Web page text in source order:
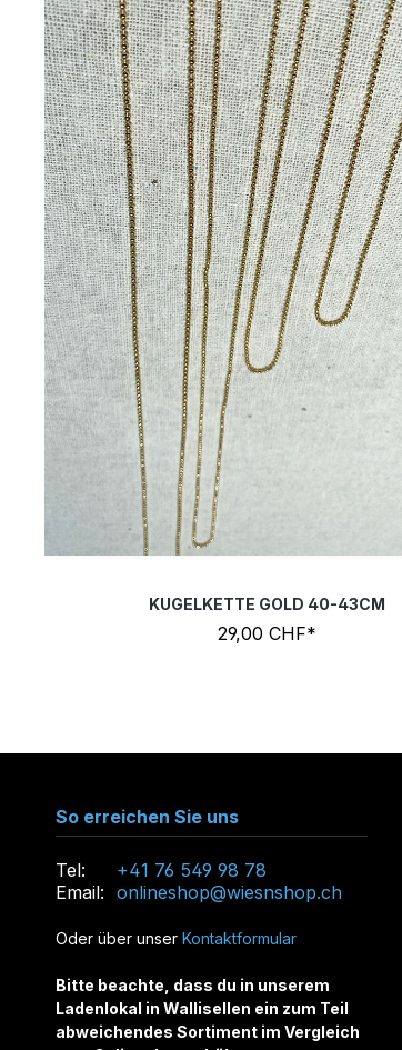
KUGELKETTE GOLD 40-43CM
29,00 CHF*
So erreichen Sie uns
Tel:
+41 76 549 98 78
Email: onlineshop@wiesnshop.ch
Oder über unser Kontaktformular
Bitte beachte, dass du in unserem
Ladenlokal in Wallisellen ein zum Teil
abweichendes Sortiment im Vergleich